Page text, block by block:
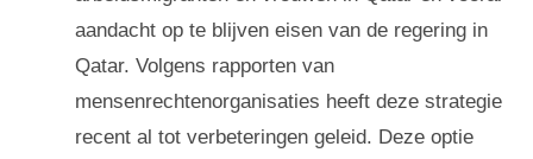
aandacht op te blijven eisen van de regering in
Qatar. Volgens rapporten van
mensenrechtenorganisaties heeft deze strategie
recent al tot verbeteringen geleid. Deze optie